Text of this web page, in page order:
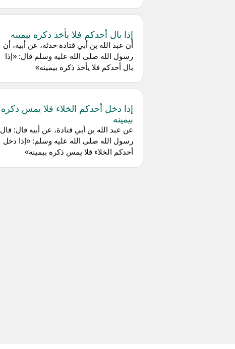
إذا بال أحدكم فلا يأخذ ذكره بيمينه
أن عبد الله بن أبي قتادة حدثه، عن أبيه، أن
رسول الله صلى الله عليه وسلم قال: «إذا
بال أحدكم فلا يأخذ ذكره بيمينه»
إذا دخل أحدكم الخلاء فلا يمس ذكره
بيمينه
عن عبد الله بن أبي قتادة، عن أبيه قال: قال
رسول الله صلى الله عليه وسلم: «إذا دخل
أحدكم الخلاء فلا يمس ذكره بيمينه»